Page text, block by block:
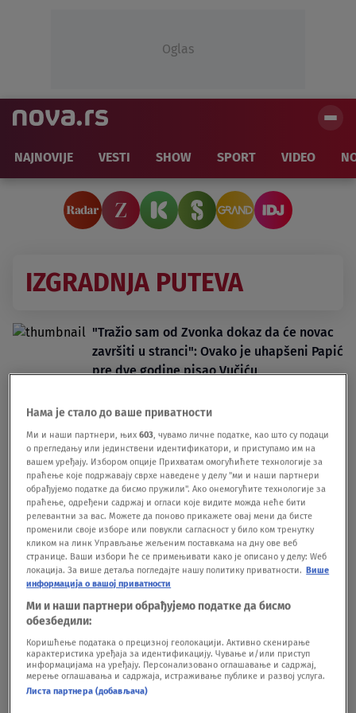
Oglas
NAJNOVIJE VESTI SHOW SPORT VIDEO
IZGRADNJA PUTEVA
"Tražio sam od Zvonka dokaz da će novac
završiti u stranci": Ovako je uhapšeni Papić
pre dve godine pisao Vučiću
Da li je četvrto pomeranje roka za
završetak auto-puta i poslednje
DRUŠTVO16.11.24. 1
Oglas
SNS vlast kreće u gradnju još jedne
preskupe saobraćajnice, cena veća od 12
Нама је стало до ваше приватности
Ми и наши партнери, њих603, чувамо личне податке, као што су подаци
о прегледању или јединствени идентификатори, и приступамо им на
вашем уређају. Избором опције Прихватам омогућићете технологије за
праћење које подржавају сврхе наведене у делу "ми и наши партнери
обрађујемо податке да бисмо пружили". Ако онемогућите технологије за
праћење, одређени садржај и огласи које видите можда неће бити
релевантни за вас. Можете да поново прикажете овај мени да бисте
променили своје изборе или повукли сагласност у било ком тренутку
кликом на линк Управљање жељеним поставкама на дну ове веб
странице. Ваши избори ће се примењивати како је описано у делу: Wеб
локација. За више детаља погледајте нашу политику приватности. Више
информација о вашој приватности
Ми и наши партнери обрађујемо податке да бисмо
обезбедили:
Коришћење података о прецизној геолокацији. Активно скенирање
карактеристика уређаја за идентификацију. Чување и/или приступ
информацијама на уређају. Персонализовано оглашавање и садржај,
мерење оглашавања и садржаја, истраживање публике и развој услуга.
Листа партнера (добављача)